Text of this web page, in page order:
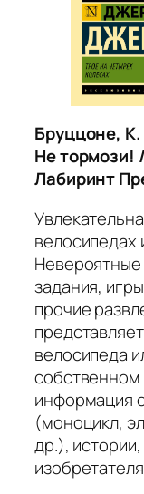
Бруццоне, К.
Не тормози!
Лабиринт
велосипедах
задания,
прочие
велосипеда
собственном
информация
(моноцикл,
др.),